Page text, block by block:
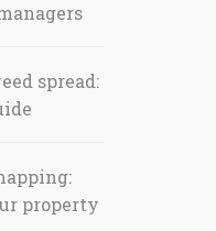
spread:
property